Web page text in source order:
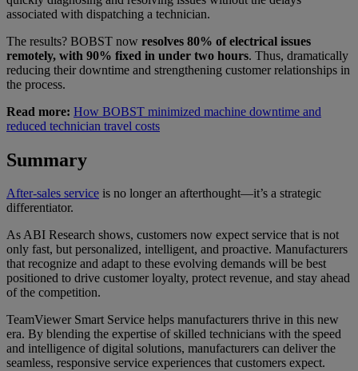
associated with dispatching a technician.
The results? BOBST now resolves 80% of electrical issues
remotely, with 90% fixed in under two hours. Thus, dramatically
reducing their downtime and strengthening customer relationships in
the process.
Read more: How BOBST minimized machine downtime and
reduced technician travel costs
Summary
After-sales service is no longer an afterthought—it’s a strategic
differentiator.
As ABI Research shows, customers now expect service that is not
only fast, but personalized, intelligent, and proactive. Manufacturers
that recognize and adapt to these evolving demands will be best
positioned to drive customer loyalty, protect revenue, and stay ahead
of the competition.
TeamViewer Smart Service helps manufacturers thrive in this new
era. By blending the expertise of skilled technicians with the speed
and intelligence of digital solutions, manufacturers can deliver the
seamless, responsive service experiences that customers expect.